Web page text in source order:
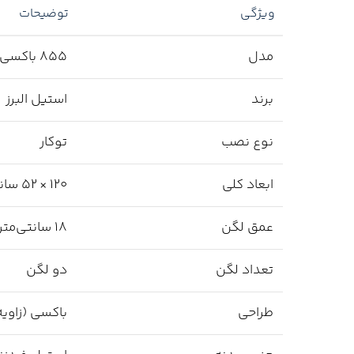
ویژگی توضیحات
مدل 855 باکسی
برند استیل البرز
نوع نصب توکار
ابعاد کلی 120 × 52 سانتی‌متر
عمق لگن 18 سانتی‌متر
تعداد لگن دو لگن
طراحی باکسی